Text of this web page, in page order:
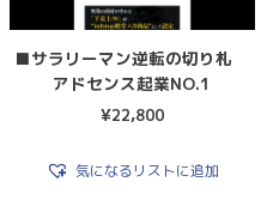
■サラリーマン逆転の切り札
アドセンス起業NO.1
¥22,800
気になるリストに追加